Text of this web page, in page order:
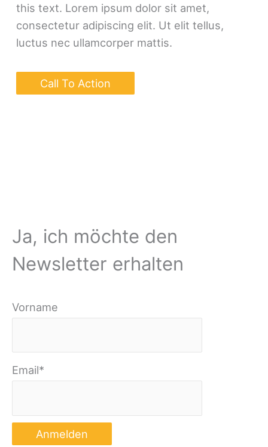
this text. Lorem ipsum dolor sit amet,
consectetur adipiscing elit. Ut elit tellus,
luctus nec ullamcorper mattis.
Call To Action
Ja, ich möchte den
Newsletter erhalten
Vorname
Email*